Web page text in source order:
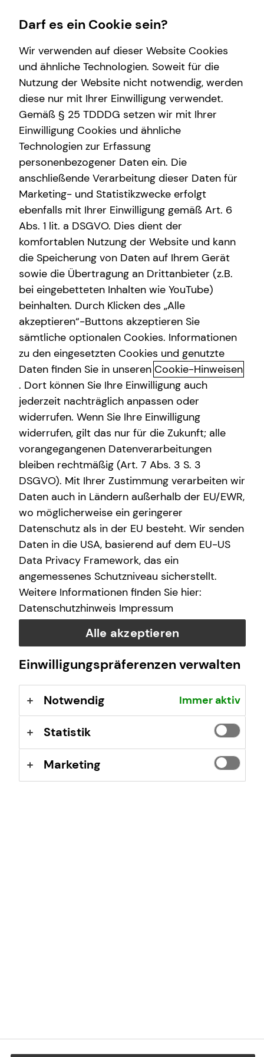
Wissenswertes
Über tecis
Philipp Ott
Senior Sales Consultant
E-Mail Anruf
philipp.ott@tecis.de
Westenhellweg 103-105
44137 Dortmund
+49 (152) 53652736
Geschäftszeiten
Montag 10:00 - 21:00 Uhr
Dienstag
Mittwoch 10:00 - 21:00 Uhr
Donnerstag 10:00 - 21:00 Uhr
Freitag 10:00 - 21:00 Uhr
Samstag 10:00 - 17:00 Uhr
Selbstverständlich sind auch Termine außerhalb
dieser Geschäftszeiten auf Anfrage möglich.
Kontaktformular
Philipp Ott
Darf es ein Cookie sein?
Wir verwenden auf dieser Website Cookies
und ähnliche Technologien. Soweit für die
Nutzung der Website nicht notwendig, werden
diese nur mit Ihrer Einwilligung verwendet.
Gemäß § 25 TDDDG setzen wir mit Ihrer
Einwilligung Cookies und ähnliche
Technologien zur Erfassung
personenbezogener Daten ein. Die
anschließende Verarbeitung dieser Daten für
Marketing- und Statistikzwecke erfolgt
ebenfalls mit Ihrer Einwilligung gemäß Art. 6
Abs. 1 lit. a DSGVO. Dies dient der
komfortablen Nutzung der Website und kann
die Speicherung von Daten auf Ihrem Gerät
sowie die Übertragung an Drittanbieter (z.B.
bei eingebetteten Inhalten wie YouTube)
beinhalten. Durch Klicken des „Alle
akzeptieren“-Buttons akzeptieren Sie
sämtliche optionalen Cookies. Informationen
zu den eingesetzten Cookies und genutzte
Daten finden Sie in unseren Cookie-Hinweisen
. Dort können Sie Ihre Einwilligung auch
jederzeit nachträglich anpassen oder
widerrufen. Wenn Sie Ihre Einwilligung
widerrufen, gilt das nur für die Zukunft; alle
vorangegangenen Datenverarbeitungen
bleiben rechtmäßig (Art. 7 Abs. 3 S. 3
DSGVO). Mit Ihrer Zustimmung verarbeiten wir
Daten auch in Ländern außerhalb der EU/EWR,
wo möglicherweise ein geringerer
Datenschutz als in der EU besteht. Wir senden
Daten in die USA, basierend auf dem EU-US
Data Privacy Framework, das ein
angemessenes Schutzniveau sicherstellt.
Weitere Informationen finden Sie hier:
Datenschutzhinweis Impressum
Alle akzeptieren
Einwilligungspräferenzen verwalten
Notwendig Immer aktiv
Statistik
Marketing